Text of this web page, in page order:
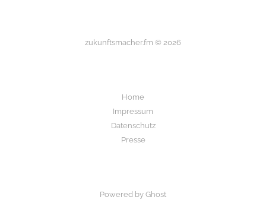
zukunftsmacher.fm © 2026
Home
Impressum
Datenschutz
Presse
Powered by Ghost